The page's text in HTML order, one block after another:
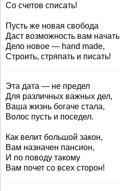
Со счетов списать!
Пусть же новая свобода
Даст возможность вам начать
Дело новое — hand made,
Строить, стряпать и писать!
Эта дата — не предел
Для различных важных дел,
Ваша жизнь богаче стала,
Волос пусть и поседел.
Как велит большой закон,
Вам назначен пансион,
И по поводу такому
Вам почет со всех сторон!